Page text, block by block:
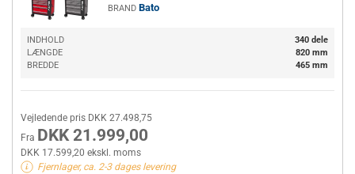
BRAND Bato
INDHOLD
340 dele
LÆNGDE
820 mm
BREDDE
465 mm
Vejledende pris DKK 27.498,75
Fra DKK 21.999,00
DKK 17.599,20 ekskl. moms
Fjernlager, ca. 2-3 dages levering